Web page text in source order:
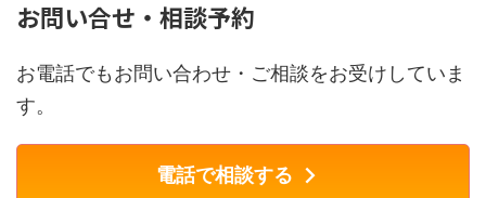
お問い合せ・相談予約
お電話でもお問い合わせ・ご相談をお受けしていま
す。
電話で相談する